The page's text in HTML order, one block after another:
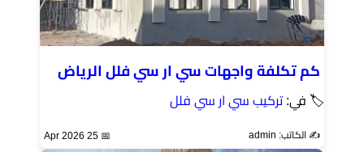
كم تكلفة واجهات سي ار سي فلل الرياض
🏷 في:تركيب سي ار سي فلل
✍️ الكاتب: admin 📅 25 Apr 2026